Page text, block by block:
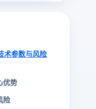
术参数与风险
优势
险